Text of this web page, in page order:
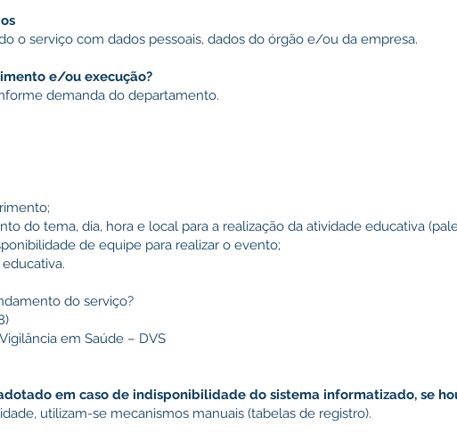
o serviço com dados pessoais, dados do órgão e/ou da empresa.
e/ou execução?
demanda do departamento.
do tema, dia, hora e local para a realização da atividade educativa
de equipe para realizar o evento;
do serviço?
em Saúde – DVS
em caso de indisponibilidade do sistema informatizado, se
utilizam-se mecanismos manuais (tabelas de registro).